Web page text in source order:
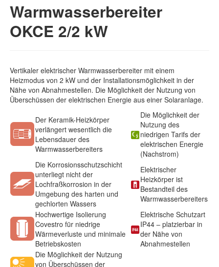
Warmwasserbereiter
OKCE 2/2 kW
Vertikaler elektrischer Warmwasserbereiter mit einem
Heizmodus von 2 kW und der Installationsmöglichkeit in der
Nähe von Abnahmestellen. Die Möglichkeit der Nutzung von
Überschüssen der elektrischen Energie aus einer Solaranlage.
Der Keramik-Heizkörper
verlängert wesentlich die
Lebensdauer des
Warmwasserbereiters
Die Möglichkeit der
Nutzung des
niedrigen Tarifs der
elektrischen Energie
(Nachstrom)
Die Korrosionsschutzschicht
unterliegt nicht der
Lochfraßkorrosion in der
Umgebung des harten und
gechlorten Wassers
Elektrischer
Heizkörper ist
Bestandteil des
Warmwasserbereiters
Hochwertige Isolierung
Covestro für niedrige
Wärmeverluste und minimale
Betriebskosten
Elektrische Schutzart
IP44 – platzierbar in
der Nähe von
Abnahmestellen
Die Möglichkeit der Nutzung
von Überschüssen der